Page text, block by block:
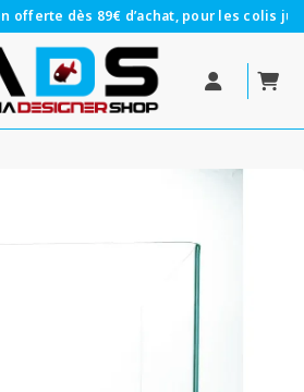
offerte dès 89€ d’achat, pour les colis